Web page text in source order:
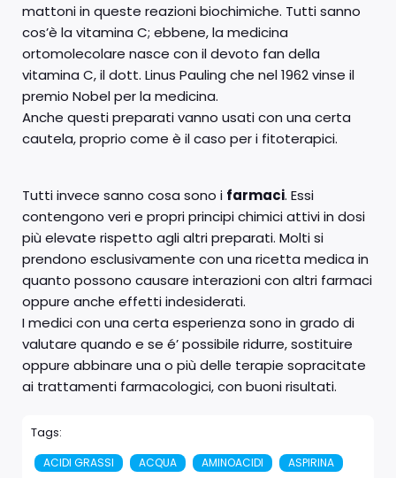
mattoni in queste reazioni biochimiche. Tutti sanno
cos’è la vitamina C; ebbene, la medicina
ortomolecolare nasce con il devoto fan della
vitamina C, il dott. Linus Pauling che nel 1962 vinse il
premio Nobel per la medicina.
Anche questi preparati vanno usati con una certa
cautela, proprio come è il caso per i fitoterapici.
Tutti invece sanno cosa sono i farmaci. Essi
contengono veri e propri principi chimici attivi in dosi
più elevate rispetto agli altri preparati. Molti si
prendono esclusivamente con una ricetta medica in
quanto possono causare interazioni con altri farmaci
oppure anche effetti indesiderati.
I medici con una certa esperienza sono in grado di
valutare quando e se é’ possibile ridurre, sostituire
oppure abbinare una o più delle terapie sopracitate
ai trattamenti farmacologici, con buoni risultati.
Tags:
ACIDI GRASSI ACQUA AMINOACIDI
ASPIRINA